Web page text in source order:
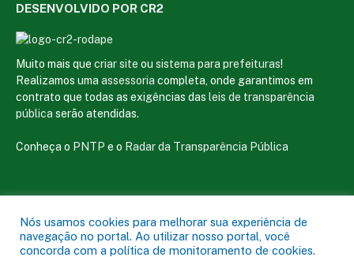
DESENVOLVIDO POR CR2
Muito mais que criar site ou sistema para prefeituras!
Realizamos uma assessoria completa, onde garantimos em
contrato que todas as exigências das leis de transparência
pública serão atendidas.
Conheça o PNTP e o Radar da Transparência Pública
Todos os direitos reservados a Câmara Municipal de Magalhães de
Almeida
Nós usamos cookies para melhorar sua experiência de
navegação no portal. Ao utilizar nosso portal, você
concorda com a política de monitoramento de cookies.